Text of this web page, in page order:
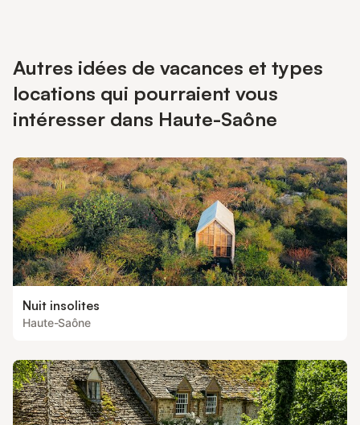
Autres idées de vacances et types
locations qui pourraient vous
intéresser dans Haute-Saône
Nuit insolites
Haute-Saône